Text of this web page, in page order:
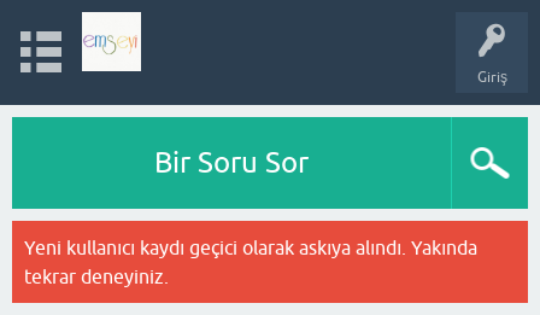
Giriş
Bir Soru Sor
Yeni kullanıcı kaydı geçici olarak askıya alındı. Yakında
tekrar deneyiniz.